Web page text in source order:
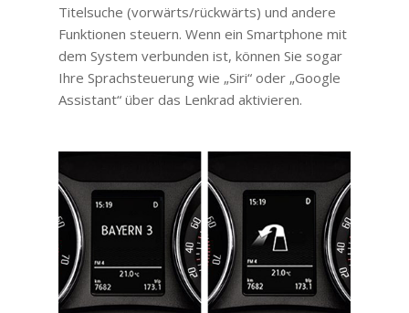
Titelsuche (vorwärts/rückwärts) und andere
Funktionen steuern. Wenn ein Smartphone mit
dem System verbunden ist, können Sie sogar
Ihre Sprachsteuerung wie „Siri“ oder „Google
Assistant“ über das Lenkrad aktivieren.